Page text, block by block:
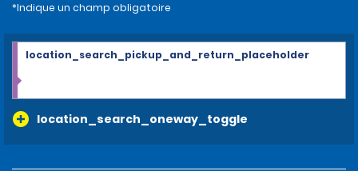
*Indique un champ obligatoire
location_search_oneway_toggle
location_search_pickup_and_return_placeholder